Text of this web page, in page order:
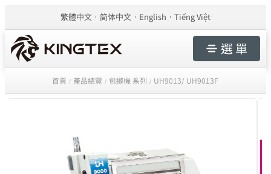
繁體中文 简体中文 English Tiếng Việt
選 單
首頁 / 產品總覽 / 包縫機 系列 / UH9013/ UH9013F